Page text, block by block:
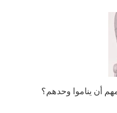
أن يناموا وحدهم؟